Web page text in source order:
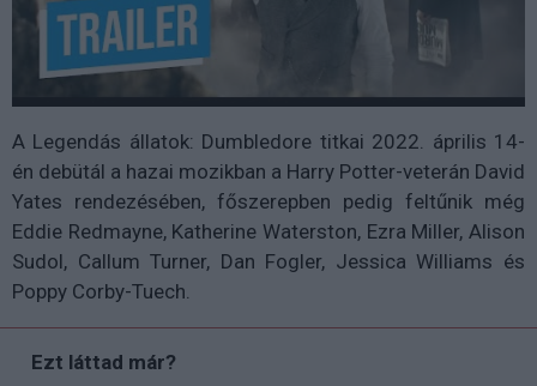
A Legendás állatok: Dumbledore titkai 2022. április 14-
én debütál a hazai mozikban a Harry Potter-veterán David
Yates rendezésében, főszerepben pedig feltűnik még
Eddie Redmayne, Katherine Waterston, Ezra Miller, Alison
Sudol, Callum Turner, Dan Fogler, Jessica Williams és
Poppy Corby-Tuech.
Ezt láttad már?